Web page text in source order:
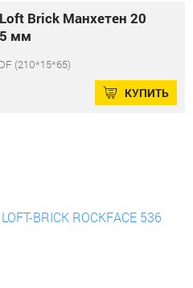
Brick Манхетен 20
мм
(210*15*65)
КУПИТЬ